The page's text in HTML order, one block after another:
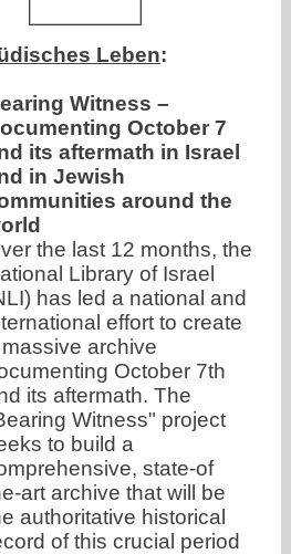
Leben:
Witness –
October 7
its aftermath in Israel
in Jewish
around the
the last 12 months, the
Library of Israel
has led a national and
effort to create
archive
October 7th
its aftermath. The
Witness" project
to build a
state-of
art archive that will be
authoritative historical
of this crucial period